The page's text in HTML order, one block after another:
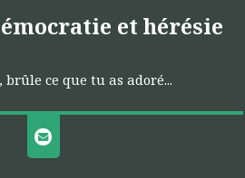
et hérésie
ce que tu as adoré...